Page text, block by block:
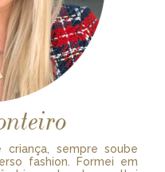
criança, sempre soube
fashion. Formei em